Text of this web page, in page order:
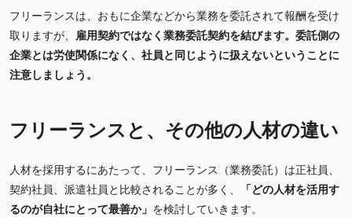
フリーランスは、おもに企業などから業務を委託されて報酬を受け
取りますが、
雇用契約ではなく業務委託契約を結びます。 委託側の
企業とは労使関係になく、社員と同じように扱えないということに
注意しましょう。
フリーランスと、その他の人材の違い
人材を採用するにあたって、フリーランス（業務委託）は正社員、
契約社員、派遣社員と比較されることが多く、
「どの人材を活用す
るのが自社にとって最善か」 を検討していきます。